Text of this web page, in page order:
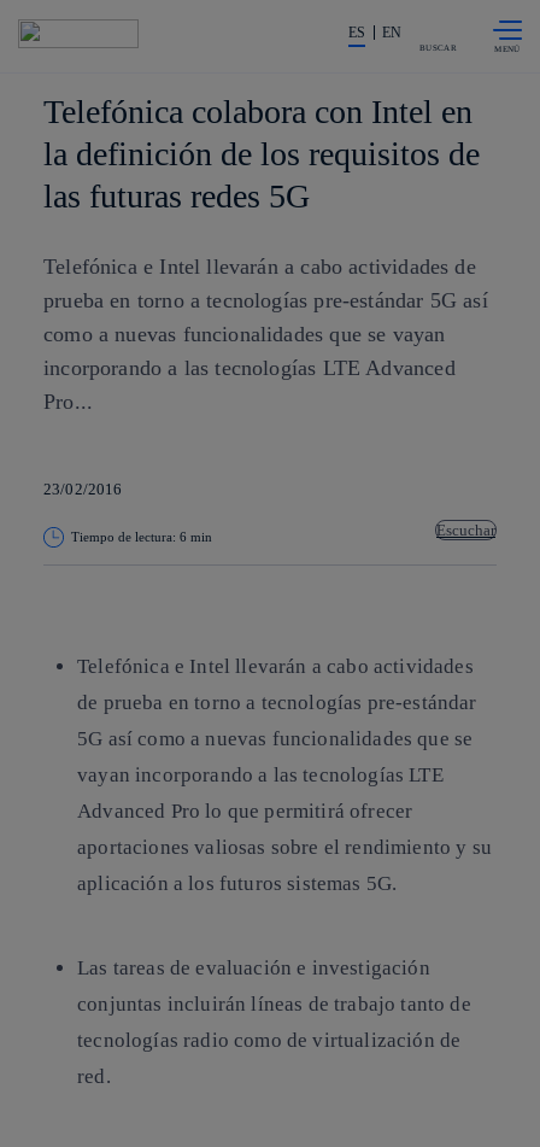
La acción en accionistas e
ES EN
BUSCAR
Telefónica colabora con Intel en
la definición de los requisitos de
las futuras redes 5G
Telefónica e Intel llevarán a cabo actividades de
prueba en torno a tecnologías pre-estándar 5G así
como a nuevas funcionalidades que se vayan
incorporando a las tecnologías LTE Advanced
Pro...
23/02/2016
Tiempo de lectura: 6 min Escuchar
Telefónica e Intel llevarán a cabo actividades
de prueba en torno a tecnologías pre-estándar
5G así como a nuevas funcionalidades que se
vayan incorporando a las tecnologías LTE
Advanced Pro lo que permitirá ofrecer
aportaciones valiosas sobre el rendimiento y su
aplicación a los futuros sistemas 5G.
Las tareas de evaluación e investigación
conjuntas incluirán líneas de trabajo tanto de
tecnologías radio como de virtualización de
red.